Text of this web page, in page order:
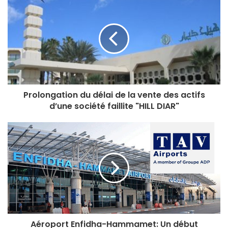
Pour plus de renseignements contacter M Lotfi KHELIFI
dont l’étude est au 23, avenue des Etats Unis d’Amérique
Tunis-Belvédère tel : 98.328.623 Email :
khelifi.lotfi@planet.tn
Prolongation du délai de la vente des actifs
d’une société faillite "HILL DIAR"
Aéroport Enfidha-Hammamet: Un début